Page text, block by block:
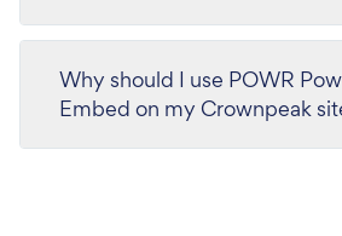
Why should I use POWR
Embed on my Crownpeak